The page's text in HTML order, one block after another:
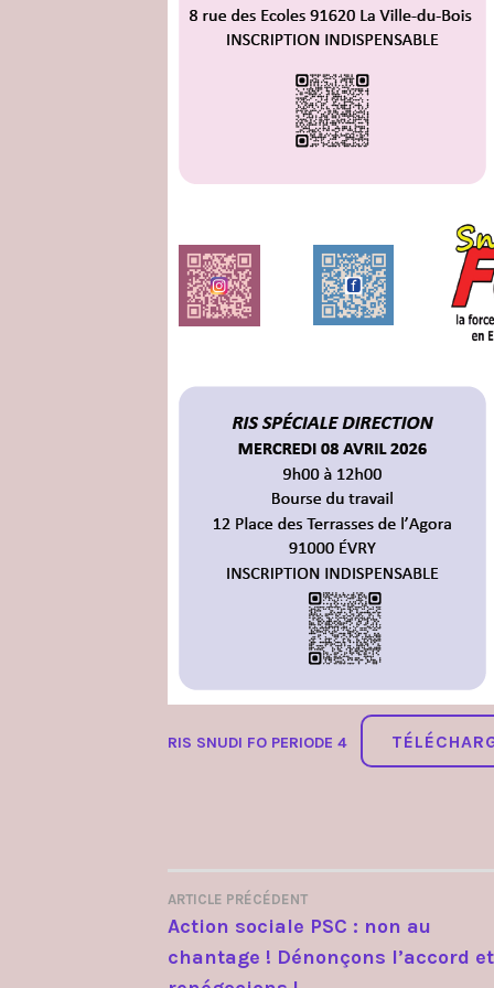
RIS SNUDI FO PERIODE 4
NAVIGATION
DE
ARTICLE PRÉCÉDENT
Action sociale PSC : non au
chantage ! Dénonçons l’accord et